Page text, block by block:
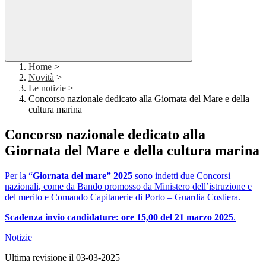
Home >
Novità >
Le notizie >
Concorso nazionale dedicato alla Giornata del Mare e della
cultura marina
Concorso nazionale dedicato alla
Giornata del Mare e della cultura marina
Per la “Giornata del mare” 2025 sono indetti due Concorsi
nazionali, come da Bando promosso da Ministero dell’istruzione e
del merito e Comando Capitanerie di Porto – Guardia Costiera.
Scadenza invio candidature: ore 15,00 del 21 marzo 2025.
Notizie
Ultima revisione il 03-03-2025